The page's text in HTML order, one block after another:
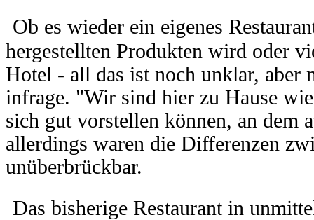
Ob es wieder ein eigenes
hergestellten Produkten wird oder
Hotel - all das ist noch unklar, aber
infrage. "Wir sind hier zu Hause
sich gut vorstellen können, an dem
allerdings waren die Differenzen
unüberbrückbar.
Das bisherige Restaurant in